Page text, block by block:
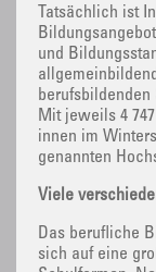
Tatsächlich ist
und
Mit jeweils 4
innen im
genannten
Viele
Das berufliche
sich auf eine